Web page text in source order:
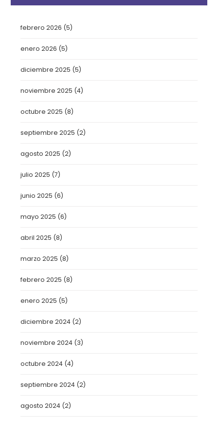
febrero 2026 (5)
enero 2026 (5)
diciembre 2025 (5)
noviembre 2025 (4)
octubre 2025 (8)
septiembre 2025 (2)
agosto 2025 (2)
julio 2025 (7)
junio 2025 (6)
mayo 2025 (6)
abril 2025 (8)
marzo 2025 (8)
febrero 2025 (8)
enero 2025 (5)
diciembre 2024 (2)
noviembre 2024 (3)
octubre 2024 (4)
septiembre 2024 (2)
agosto 2024 (2)